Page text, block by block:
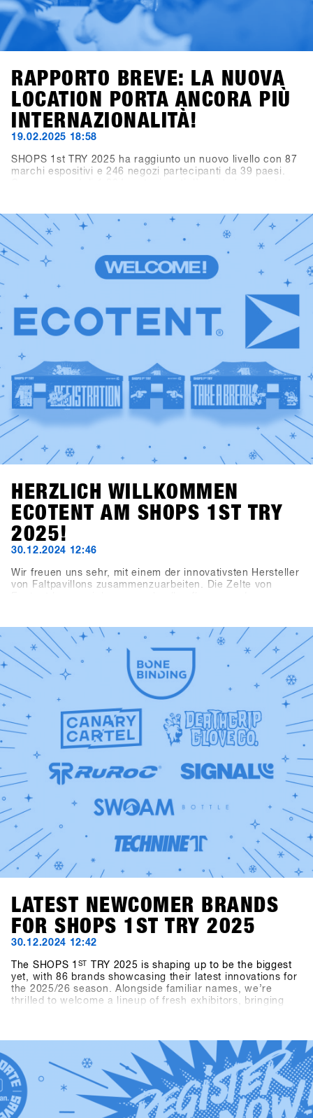
RAPPORTO BREVE: LA NUOVA
LOCATION PORTA ANCORA PIÙ
INTERNAZIONALITÀ!
19.02.2025 18:58
SHOPS 1st TRY 2025 ha raggiunto un nuovo livello con 87
marchi espositivi e 246 negozi partecipanti da 39 paesi.
noleggi demo. In sintesi, Hochfügen come nuova location
ha offerto le condizioni ideali per il più grande evento B2B
mondiale dell’industria dello snowboard.Rivivi i momenti
migliori: scorri tra i highlights e le foto top del 2025 e dai
uno sguardo alla storia di SHOPS 1st TRY. Un grande
grazie a tutti i negozi, marchi, media e partner per aver
reso questo evento speciale e indimenticabile. Non
vediamo l’ora di rivedervi il prossimo anno.Save the date:
SHOPS 1st TRY torna a Hochfügen dal 18 al 20 gennaio
2026!
HERZLICH WILLKOMMEN
ECOTENT AM SHOPS 1ST TRY
2025!
30.12.2024 12:46
Wir freuen uns sehr, mit einem der innovativsten Hersteller
von Faltpavillons zusammenzuarbeiten. Die Zelte von
der Eingangsbereich zur Indoorarea präsentieren sich im
neuen SHOPS 1st TRY Design.Schau dir unsere neuen
Zelte am SHOPS 1st TRY genauer an!Check out Ecotent
https://www.ecotent-faltpavillons.de
LATEST NEWCOMER BRANDS
FOR SHOPS 1ST TRY 2025
30.12.2024 12:42
The SHOPS 1 ST
TRY 2025 is shaping up to be the biggest
yet, with 86 brands showcasing their latest innovations for
the 2025/26 season. Alongside familiar names, we’re
thrilled to welcome a lineup of fresh exhibitors, bringing
Bone Binding and bottles from Swoam Bottles, as well as
re-engineered protection gear from ruroc and cosy gloves
by Deathgrip complete the variety of productsSoon these
brands will upload their products, make sure sign up to
SHOPS 1st BASE to check them out in advance!